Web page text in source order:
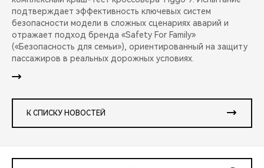
подтверждает эффективность ключевых систем
безопасности модели в сложных сценариях аварий и
отражает подход бренда «Safety For Family»
(«Безопасность для семьи»), ориентированный на защиту
пассажиров в реальных дорожных условиях.
К СПИСКУ НОВОСТЕЙ